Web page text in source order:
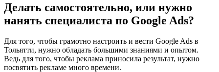
Делать самостоятельно, или нужно
нанять специалиста по Google Ads?
Для того, чтобы грамотно настроить и вести Google Ads в
Тольятти, нужно обладать большими знаниями и опытом.
Ведь для того, чтобы реклама приносила результат, нужно
посвятить рекламе много времени.